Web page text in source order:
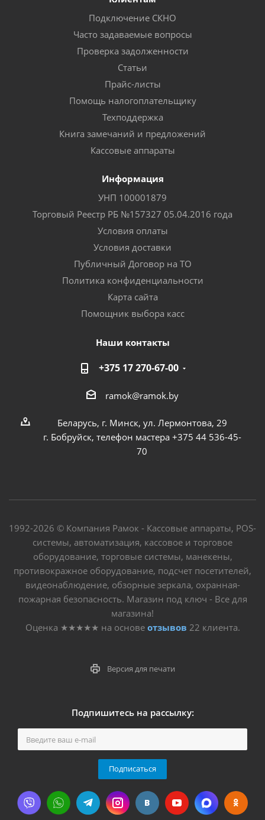
Подключение СКНО
Часто задаваемые вопросы
Проверка задолженности
Статьи
Прайс-листы
Помощь налогоплательщику
Техподдержка
Книга замечаний и предложений
Кассовые аппараты
Информация
УНП 100001879
Торговый Реестр РБ №157327 05.04.2016 года
Условия оплаты
Условия доставки
Публичный Договор на ТО
Политика конфиденциальности
Карта сайта
Помощник выбора касс
Наши контакты
+375 17 270-67-00
ramok@ramok.by
Беларусь, г. Минск, ул. Лермонтова, 29
г. Бобруйск, телефон мастера +375 44 536-45-
70
1992-2026 © Компания Рамок - Кассовые аппараты, POS-
системы, автоматизация, кассовое и торговое
оборудование, торговые системы, манекены,
противокражное оборудование, подсчет посетителей,
видеонаблюдение, обзорные зеркала, охранная-
пожарная безопасность. Магазин под ключ - Все для
магазина!
Оценка ★★★★★ на основе отзывов 22 клиента.
Версия для печати
Подпишитесь на рассылку:
Подписаться